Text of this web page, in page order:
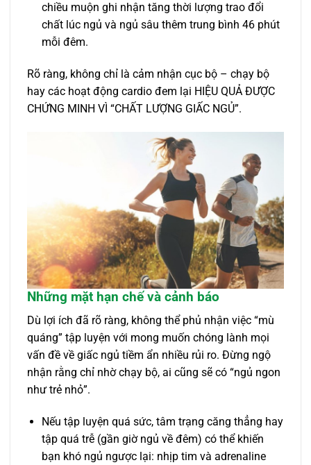
chiều muộn ghi nhận tăng thời lượng trao đổi
chất lúc ngủ và ngủ sâu thêm trung bình 46 phút
mỗi đêm.
Rõ ràng, không chỉ là cảm nhận cục bộ – chạy bộ
hay các hoạt động cardio đem lại HIỆU QUẢ ĐƯỢC
CHỨNG MINH VÌ “CHẤT LƯỢNG GIẤC NGỦ”.
Những mặt hạn chế và cảnh báo
Dù lợi ích đã rõ ràng, không thể phủ nhận việc “mù
quáng” tập luyện với mong muốn chóng lành mọi
vấn đề về giấc ngủ tiềm ẩn nhiều rủi ro. Đừng ngộ
nhận rằng chỉ nhờ chạy bộ, ai cũng sẽ có “ngủ ngon
như trẻ nhỏ”.
Nếu tập luyện quá sức, tâm trạng căng thẳng hay
tập quá trễ (gần giờ ngủ về đêm) có thể khiến
bạn khó ngủ ngược lại: nhịp tim và adrenaline